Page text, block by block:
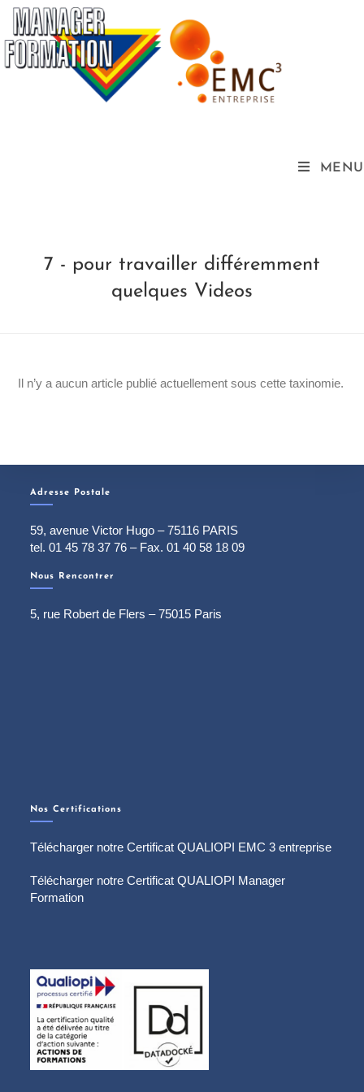
MENU
7 - pour travailler différemment
quelques Videos
Il n’y a aucun article publié actuellement sous cette taxinomie.
Adresse Postale
59, avenue Victor Hugo – 75116 PARIS
tel. 01 45 78 37 76 – Fax. 01 40 58 18 09
Nous Rencontrer
5, rue Robert de Flers – 75015 Paris
Nos Certifications
Télécharger notre Certificat QUALIOPI EMC 3 entreprise
Télécharger notre Certificat QUALIOPI Manager
Formation